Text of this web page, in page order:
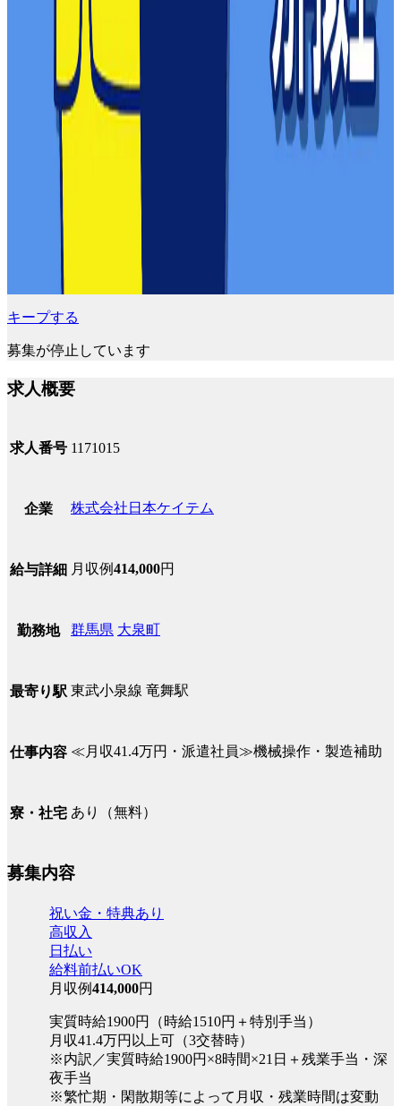
キープする
募集が停止しています
求人概要
求人番号 1171015
企業 株式会社日本ケイテム
給与詳細 月収例414,000円
勤務地 群馬県 大泉町
最寄り駅 東武小泉線 竜舞駅
仕事内容 ≪月収41.4万円・派遣社員≫機械操作・製造補助
寮・社宅 あり（無料）
募集内容
祝い金・特典あり
高収入
日払い
給料前払いOK
月収例414,000円
実質時給1900円（時給1510円＋特別手当）
月収41.4万円以上可（3交替時）
※内訳／実質時給1900円×8時間×21日＋残業手当・深
夜手当
※繁忙期・閑散期等によって月収・残業時間は変動